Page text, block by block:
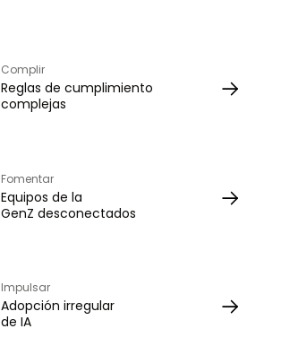
Complir
Reglas de cumplimiento
complejas
Fomentar
Equipos de la
GenZ desconectados
Impulsar
Adopción irregular
de IA